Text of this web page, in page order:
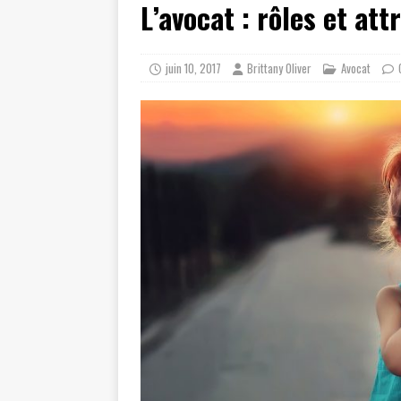
[ juillet 19, 2026 ]
Cidff 94 :
[ août 4, 2026 ]
Les différences
L’avocat : rôles et
juin 10, 2017 Brittany Oliver Avocat